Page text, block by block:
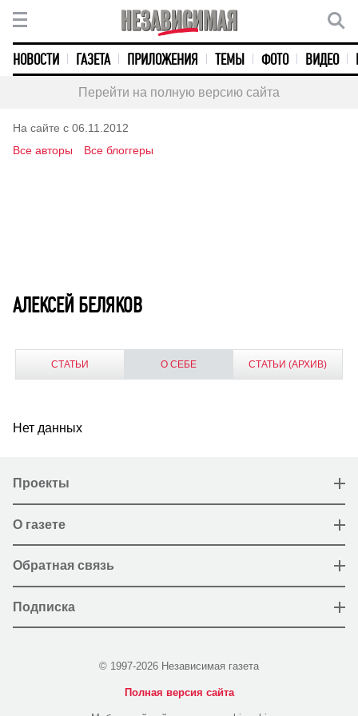
НОВОСТИ ГАЗЕТА ПРИЛОЖЕНИЯ ТЕМЫ ФОТО ВИДЕО
Перейти на полную версию сайта
На сайте с 06.11.2012
Все авторы
Все блоггеры
АЛЕКСЕЙ БЕЛЯКОВ
СТАТЬИ О СЕБЕ СТАТЬИ (АРХИВ)
Нет данных
Проекты
О газете
Обратная связь
Подписка
© 1997-2026 Независимая газета
Полная версия сайта